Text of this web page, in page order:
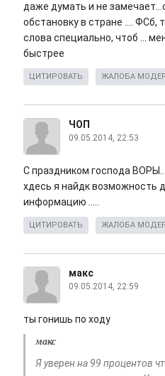
даже думать и не
обстановку в стране .... ФСб,
слова специально, чтоб ...
быстрее
ЦИТИРОВАТЬ ЖАЛОБА
ЧОП
09.05.2014, 22:53
С праздником господа
хдесь я найдк возможность
информацию .....
ЦИТИРОВАТЬ ЖАЛОБА
макс
09.05.2014, 22:59
ты гонишь по ходу
макс
Я уверен на 99 процентов